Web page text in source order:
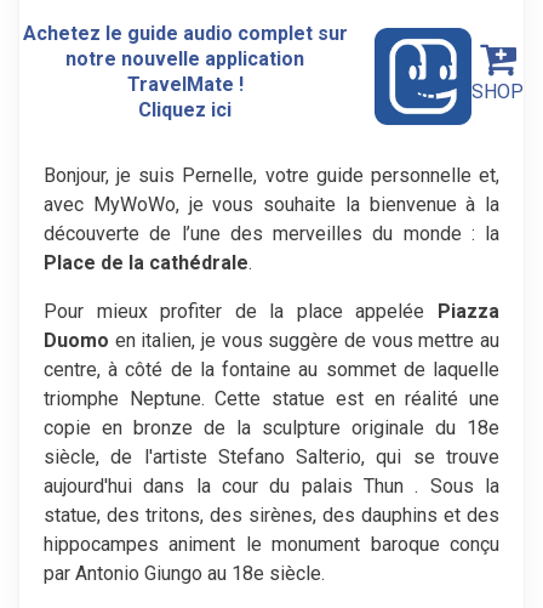
Achetez le guide audio complet sur
notre nouvelle application
TravelMate !
Cliquez ici
SHOP
Bonjour, je suis Pernelle, votre guide personnelle et,
avec MyWoWo, je vous souhaite la bienvenue à la
découverte de l’une des merveilles du monde : la
Place de la cathédrale.
Pour mieux profiter de la place appelée Piazza
Duomo en italien, je vous suggère de vous mettre au
centre, à côté de la fontaine au sommet de laquelle
triomphe Neptune. Cette statue est en réalité une
copie en bronze de la sculpture originale du 18e
siècle, de l'artiste Stefano Salterio, qui se trouve
aujourd'hui dans la cour du palais Thun . Sous la
statue, des tritons, des sirènes, des dauphins et des
hippocampes animent le monument baroque conçu
par Antonio Giungo au 18e siècle.